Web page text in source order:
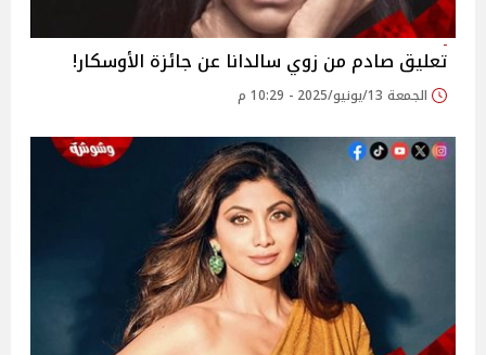
تعليق صادم من زوي سالدانا عن جائزة الأوسكار!
الجمعة 13/يونيو/2025 - 10:29 م